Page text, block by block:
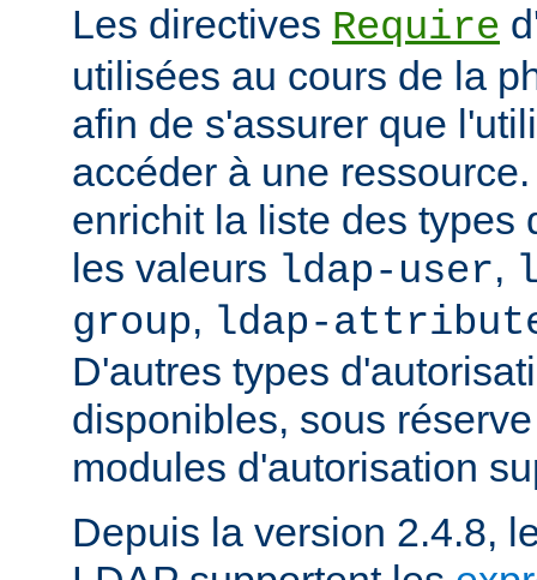
Les directives Require
utilisées au cours de la
afin de s'assurer que
accéder à une
enrichit la liste des types
les valeurs ldap-user,
group, ldap-
D'autres types
disponibles, sous
modules d'autorisation
Depuis la version 2.4.8,